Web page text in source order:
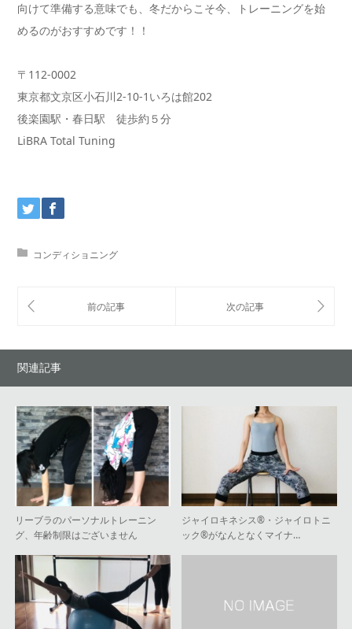
向けて準備する意味でも、冬だからこそ今、トレーニングを始
めるのがおすすめです！！
〒112-0002
東京都文京区小石川2-10-1いろは館202
後楽園駅・春日駅 徒歩約５分
LiBRA Total Tuning
コンディショニング
関連記事
リーブラのパーソナルトレーニン
グ、年齢制限はございません
ジャイロキネシス®︎・ジャイロトニ
ック®︎がなんとなくマイナ…